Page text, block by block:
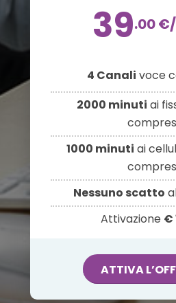
39.00€
4 Canali voce
2000 minuti ai
1000 minuti ai
Nessuno scatto
Attivazione €
ATTIVA